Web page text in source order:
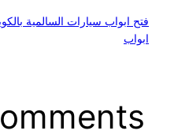
فتح ابواب سيارات السالمية
ابواب